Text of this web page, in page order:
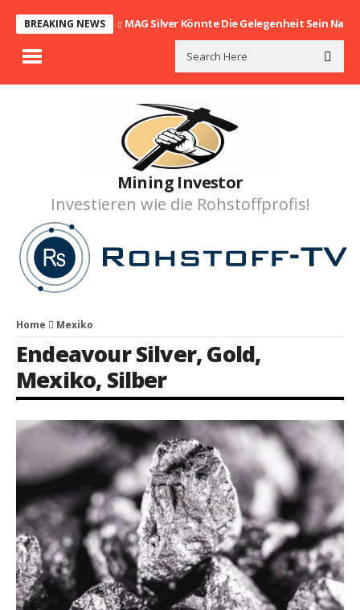
BREAKING NEWS MAG Silver Könnte Die Gelegenheit Sein
Mining Investor
Investieren wie die Rohstoffprofis!
Home Mexiko
Endeavour Silver,Gold,
Mexiko, Silber